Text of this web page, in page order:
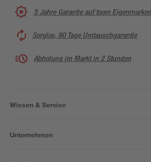
5 Jahre Garantie auf toom Eigenmarken
Sorglos, 90 Tage Umtauschgarantie
Abholung im Markt in 2 Stunden
Wissen & Service
Unternehmen